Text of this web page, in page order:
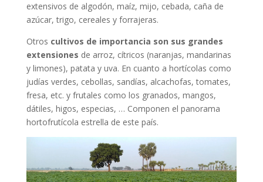
extensivos de algodón, maíz, mijo, cebada, caña de
azúcar, trigo, cereales y forrajeras.
Otros cultivos de importancia son sus grandes
extensiones de arroz, cítricos (naranjas, mandarinas
y limones), patata y uva. En cuanto a hortícolas como
judías verdes, cebollas, sandías, alcachofas, tomates,
fresa, etc. y frutales como los granados, mangos,
dátiles, higos, especias, … Componen el panorama
hortofrutícola estrella de este país.